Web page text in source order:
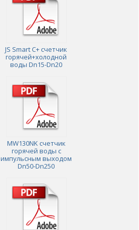
JS Smart C+ счетчик
горячей+холодной
воды Dn15-Dn20
MW130NK счетчик
горячей воды с
импульсным выходом
Dn50-Dn250